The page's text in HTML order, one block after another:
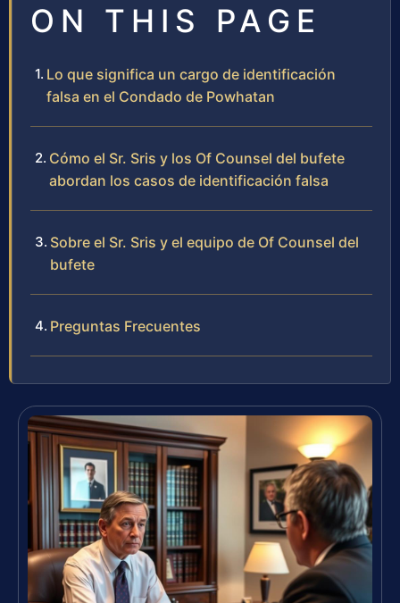
ON THIS PAGE
Lo que significa un cargo de identificación
falsa en el Condado de Powhatan
Cómo el Sr. Sris y los Of Counsel del bufete
abordan los casos de identificación falsa
Sobre el Sr. Sris y el equipo de Of Counsel del
bufete
Preguntas Frecuentes